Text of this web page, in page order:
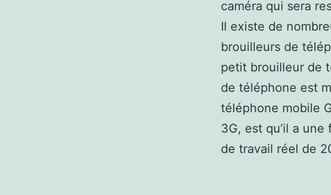
caméra qui sera
Il existe de
brouilleurs de
petit brouilleur de
de téléphone est
téléphone mobile
3G, est qu’il a
de travail réel de